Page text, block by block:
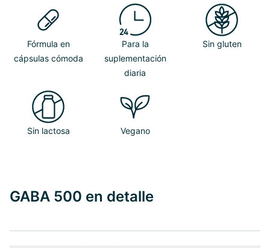
Fórmula en
cápsulas cómoda
Para la
suplementación
diaria
Sin gluten
Sin lactosa Vegano
GABA 500 en detalle